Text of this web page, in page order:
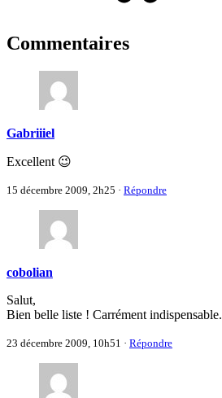
Commentaires
Gabriiiel
Excellent 😉
15 décembre 2009, 2h25 · Répondre
cobolian
Salut,
Bien belle liste ! Carrément indispensable.
23 décembre 2009, 10h51 · Répondre